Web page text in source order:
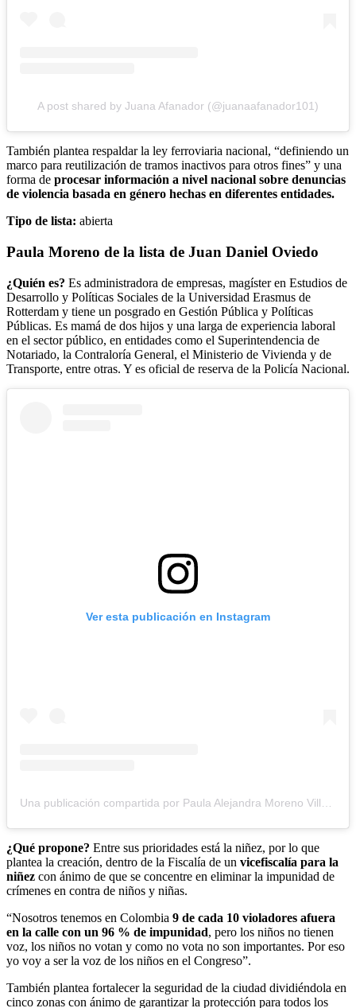
A post shared by Juana Afanador (@juanaafanador101)
También plantea respaldar la ley ferroviaria nacional, “definiendo un
marco para reutilización de tramos inactivos para otros fines” y una
forma de procesar información a nivel nacional sobre denuncias
de violencia basada en género hechas en diferentes entidades.
Tipo de lista: abierta
Paula Moreno de la lista de Juan Daniel Oviedo
¿Quién es? Es administradora de empresas, magíster en Estudios de
Desarrollo y Políticas Sociales de la Universidad Erasmus de
Rotterdam y tiene un posgrado en Gestión Pública y Políticas
Públicas. Es mamá de dos hijos y una larga de experiencia laboral
en el sector público, en entidades como el Superintendencia de
Notariado, la Contraloría General, el Ministerio de Vivienda y de
Transporte, entre otras. Y es oficial de reserva de la Policía Nacional.
Ver esta publicación en Instagram
¿Qué propone? Entre sus prioridades está la niñez, por lo que
plantea la creación, dentro de la Fiscalía de un vicefiscalía para la
niñez con ánimo de que se concentre en eliminar la impunidad de
crímenes en contra de niños y niñas.
“Nosotros tenemos en Colombia 9 de cada 10 violadores afuera
en la calle con un 96 % de impunidad, pero los niños no tienen
voz, los niños no votan y como no vota no son importantes. Por eso
yo voy a ser la voz de los niños en el Congreso”.
También plantea fortalecer la seguridad de la ciudad dividiéndola en
cinco zonas con ánimo de garantizar la protección para todos los